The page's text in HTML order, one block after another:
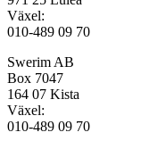
Växel:
010-489 09 70
Swerim AB
Box 7047
164 07 Kista
Växel:
010-489 09 70